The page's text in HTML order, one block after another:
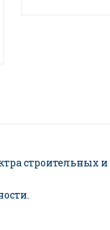
строительных